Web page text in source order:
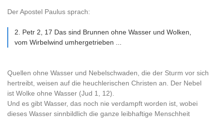
Der Apostel Paulus sprach:
2. Petr 2, 17 Das sind Brunnen ohne Wasser und Wolken,
vom Wirbelwind umhergetrieben ...
Quellen ohne Wasser und Nebelschwaden, die der Sturm vor sich
hertreibt, weisen auf die heuchlerischen Christen an. Der Nebel
ist Wolke ohne Wasser (Jud 1, 12).
Und es gibt Wasser, das noch nie verdampft worden ist, wobei
dieses Wasser sinnbildlich die ganze leibhaftige Menschheit